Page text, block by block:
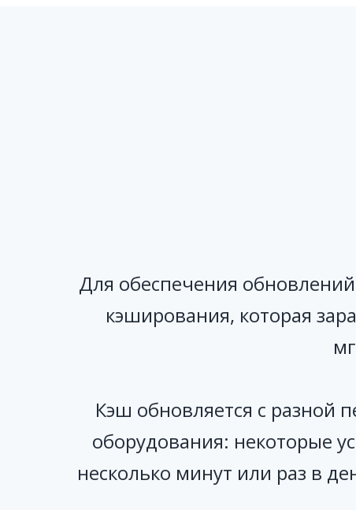
Для обеспечения
кэширования, которая
Кэш обновляется с разной
оборудования: некоторые
несколько минут или раз в